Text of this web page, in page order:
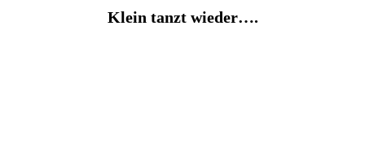
Klein tanzt wieder….